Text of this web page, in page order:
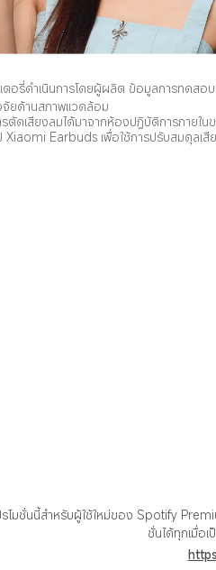
อรี่ดำเนินการโดยผู้ผลิต ข้อมูลการทดสอ
จัยด้านสภาพแวดล้อม
ดเสียงลมได้มาจากห้องปฏิบัติการภายใ
Xiaomi Earbuds เพื่อใช้การปรับสมดุลเสี
รโมชั่นนี้สำหรับผู้ใช้ใหม่ของ Spotify
ชั่นได้ทุกเมื่อ